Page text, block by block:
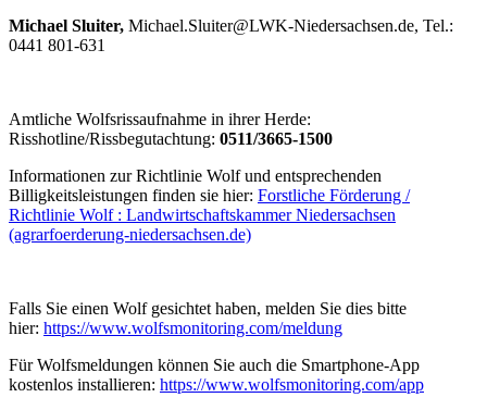
Michael Sluiter, Michael.Sluiter@LWK-Niedersachsen.de, Tel.:
0441 801-631
Amtliche Wolfsrissaufnahme in ihrer Herde:
Risshotline/Rissbegutachtung: 0511/3665-1500
Informationen zur Richtlinie Wolf und entsprechenden
Billigkeitsleistungen finden sie hier: Forstliche Förderung /
Richtlinie Wolf : Landwirtschaftskammer Niedersachsen
(agrarfoerderung-niedersachsen.de)
Falls Sie einen Wolf gesichtet haben, melden Sie dies bitte
hier: https://www.wolfsmonitoring.com/meldung
Für Wolfsmeldungen können Sie auch die Smartphone-App
kostenlos installieren: https://www.wolfsmonitoring.com/app